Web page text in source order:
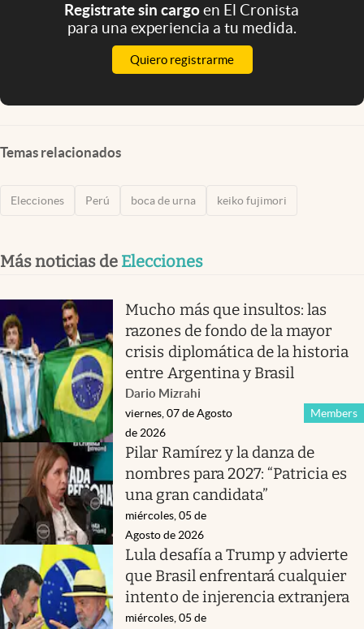
Registrate sin cargoen El Cronista
para una experiencia a tu medida.
Quiero registrarme
Temas relacionados
Elecciones Perú boca de urna keiko fujimori
Más noticias de Elecciones
Mucho más que insultos: las
razones de fondo de la mayor
crisis diplomática de la historia
entre Argentina y Brasil
Dario Mizrahi
Members
viernes, 07 de Agosto
de 2026
Pilar Ramírez y la danza de
nombres para 2027: “Patricia es
una gran candidata”
miércoles, 05 de
Agosto de 2026
Lula desafía a Trump y advierte
que Brasil enfrentará cualquier
intento de injerencia extranjera
miércoles, 05 de